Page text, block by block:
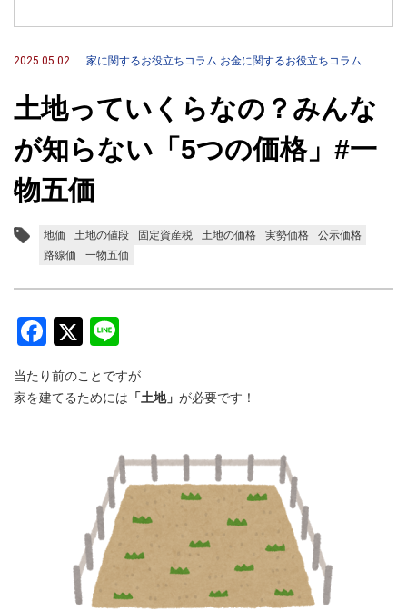
2025.05.02 家に関するお役立ちコラム お金に関するお役立ちコラム
土地っていくらなの？みんな
が知らない「5つの価格」#一
物五価
地価 土地の値段 固定資産税 土地の価格 実勢価格
公示価格
路線価
一物五価
Facebook
Twitter
当たり前のことですが
家を建てるためには 「土地」 が必要です！